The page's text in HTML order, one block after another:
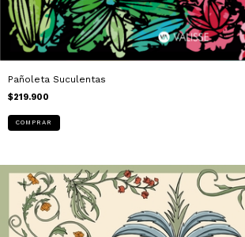
Pañoleta Suculentas
$219.900